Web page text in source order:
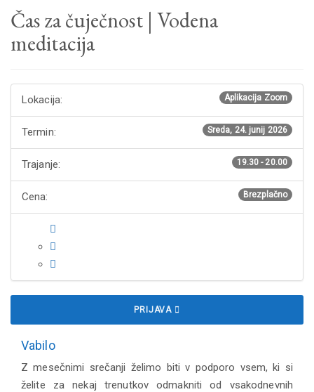
Čas za čuječnost | Vodena
meditacija
Aplikacija Zoom
Lokacija:
Sreda, 24. junij 2026
Termin:
19.30 - 20.00
Trajanje:
Brezplačno
Cena:
PRIJAVA
Vabilo
Z mesečnimi srečanji želimo biti v podporo vsem, ki si
želite za nekaj trenutkov odmakniti od vsakodnevnih